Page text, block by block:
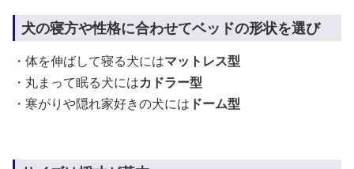
犬の寝方や性格に合わせてベッドの形状を選び
・体を伸ばして寝る犬にはマットレス型
・丸まって眠る犬にはカドラー型
・寒がりや隠れ家好きの犬には ドーム型